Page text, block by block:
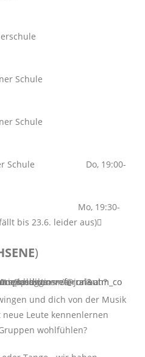
Schule
Schule
Schule Do, 19:00-
Mo, 19:30-
bis 23.6. leider aus)
)
und dich von der Musik
Leute kennenlernen
wohlfühlen?